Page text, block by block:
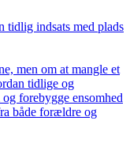
tidlig indsats med plads
men om at mangle et
tidlige og
forebygge ensomhed
både forældre og